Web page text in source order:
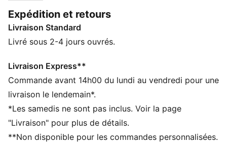
CARACTÉRISTIQUES + AVANTAGES
Confectionné avec un minimum de 20 % de coton
recyclé
Coupe régulière
Jersey simple
Longueur normale
Manches courtes
Détails brandés PUMA
Expédition et retours
Livraison Standard
Livré sous 2-4 jours ouvrés.
Livraison Express**
Commande avant 14h00 du lundi au vendredi pour une
livraison le lendemain*.
*Les samedis ne sont pas inclus. Voir la page
"Livraison" pour plus de détails.
**Non disponible pour les commandes personnalisées.